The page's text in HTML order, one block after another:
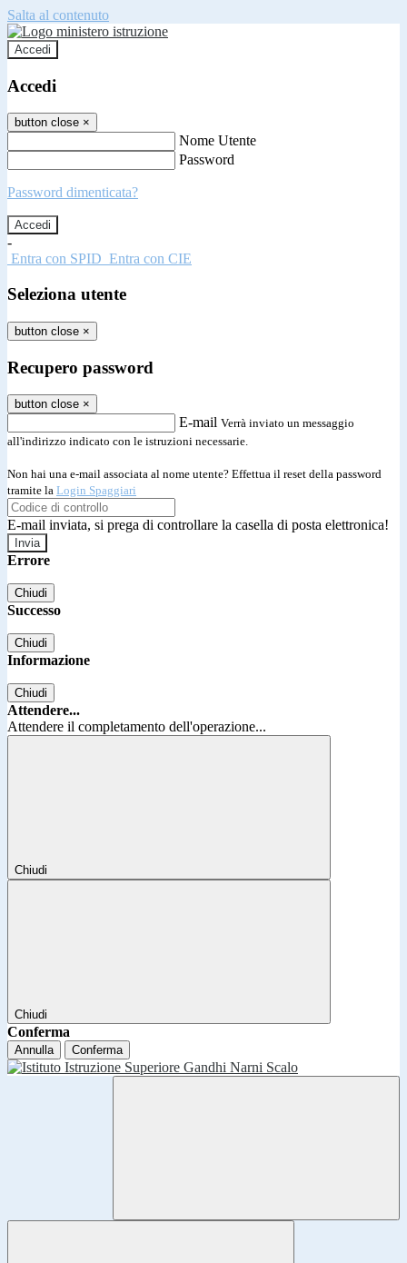
Salta al contenuto
Accedi
Accedi
button close ×
Nome Utente
Password
Password dimenticata?
-
Entra con SPID Entra con CIE
Seleziona utente
button close ×
Recupero password
button close ×
E-mail Verrà inviato un messaggio
all'indirizzo indicato con le istruzioni necessarie.
Non hai una e-mail associata al nome utente? Effettua il reset della password
tramite la Login Spaggiari
E-mail inviata, si prega di controllare la casella di posta elettronica!
Errore
Chiudi
Successo
Chiudi
Informazione
Chiudi
Attendere...
Attendere il completamento dell'operazione...
Chiudi
Chiudi
Conferma
Annulla Conferma